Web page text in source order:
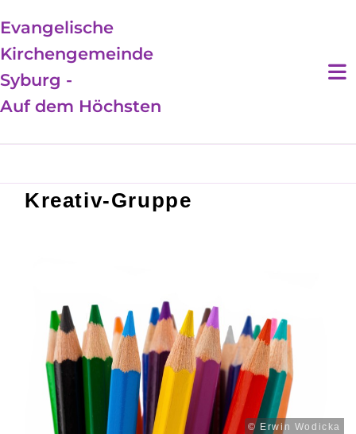
Evangelische
Kirchengemeinde
Syburg -
Auf dem Höchsten
Kreativ-Gruppe
© Erwin Wodicka